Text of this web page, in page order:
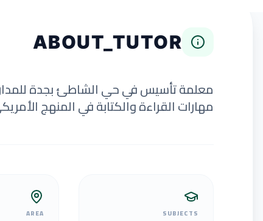
ABOUT_TUTOR
معلمة تأسيس في حي الشاطئ بجدة
مهارات القراءة والكتابة في المنهج
SUBJECTS
AREA